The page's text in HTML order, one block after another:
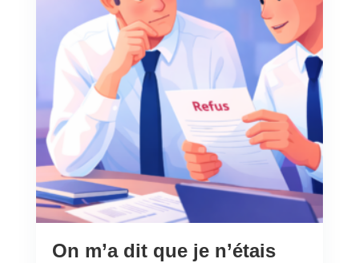
On m’a dit que je n’étais